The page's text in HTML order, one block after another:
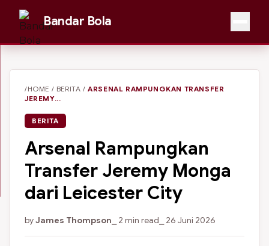
Bandar Bola
/HOME / BERITA /ARSENAL RAMPUNGKAN TRANSFER
JEREMY...
BERITA
Arsenal Rampungkan
Transfer Jeremy Monga
dari Leicester City
byJames Thompson ⎯ 2 min read ⎯ 26 Juni 2026